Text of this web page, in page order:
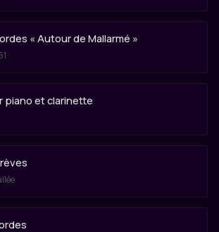
« Autour de Mallarmé »
piano et clarinette